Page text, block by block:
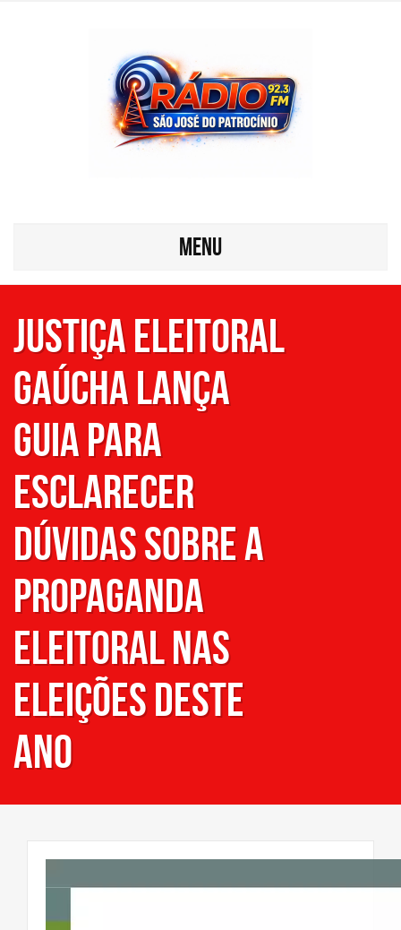
MENU
Justiça Eleitoral
gaúcha lança
guia para
esclarecer
dúvidas sobre a
propaganda
eleitoral nas
eleições deste
ano